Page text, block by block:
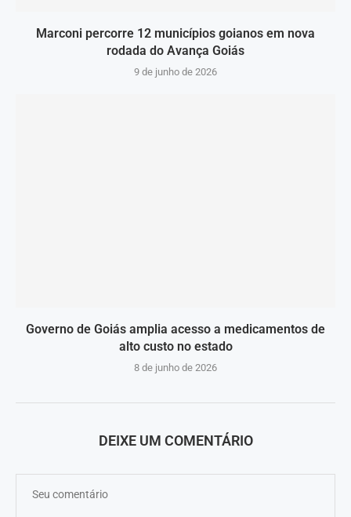
Marconi percorre 12 municípios goianos em nova
rodada do Avança Goiás
9 de junho de 2026
Governo de Goiás amplia acesso a medicamentos de
alto custo no estado
8 de junho de 2026
DEIXE UM COMENTÁRIO